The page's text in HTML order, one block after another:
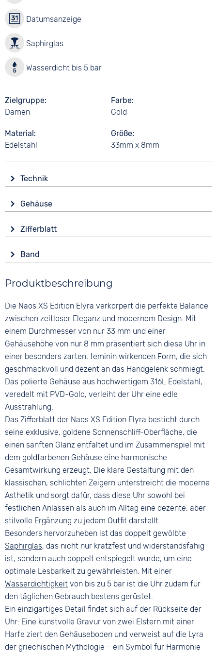
Datumsanzeige
Saphirglas
Wasserdicht bis 5 bar
Zielgruppe
Damen
Farbe
Gold
Material
Edelstahl
Größe
33mm x 8mm
Technik
Batterie (Quarz)
Funktionen
Datumsanzeige
Wasserdicht
5 bar
Gehäuse
Saphirglas
Form
Rund
Material
Farbe
Gold
Zifferblatt
Analog
Gold
Ziffern
Arabisch
Band
Schwarz
Material
Bandschließe
Dornschließe
Produktbeschreibung
Die Naos XS Edition Elyra verkörpert die perfekte Balance
zwischen zeitloser Eleganz und modernem Design. Mit
einem Durchmesser von nur 33 mm und einer
Gehäusehöhe von nur 8 mm präsentiert sich diese Uhr in
einer besonders zarten, feminin wirkenden Form, die sich
geschmackvoll und dezent an das Handgelenk schmiegt.
Das polierte Gehäuse aus hochwertigem 316L Edelstahl,
veredelt mit PVD-Gold, verleiht der Uhr eine edle
Ausstrahlung.
Das Zifferblatt der Naos XS Edition Elyra besticht durch
seine exklusive, goldene Sonnenschliff-Oberfläche, die
einen sanften Glanz entfaltet und im Zusammenspiel mit
dem goldfarbenen Gehäuse eine harmonische
Gesamtwirkung erzeugt. Die klare Gestaltung mit den
klassischen, schlichten Zeigern unterstreicht die moderne
Ästhetik und sorgt dafür, dass diese Uhr sowohl bei
festlichen Anlässen als auch im Alltag eine dezente, aber
stilvolle Ergänzung zu jedem Outfit darstellt.
Besonders hervorzuheben ist das doppelt gewölbte
Saphirglas, das nicht nur kratzfest und widerstandsfähig
ist, sondern auch doppelt entspiegelt wurde, um eine
optimale Lesbarkeit zu gewährleisten. Mit einer
Wasserdichtigkeit von bis zu 5 bar ist die Uhr zudem für
den täglichen Gebrauch bestens gerüstet.
Ein einzigartiges Detail findet sich auf der Rückseite der
Uhr: Eine kunstvolle Gravur von zwei Elstern mit einer
Harfe ziert den Gehäuseboden und verweist auf die Lyra
der griechischen Mythologie – ein Symbol für Harmonie